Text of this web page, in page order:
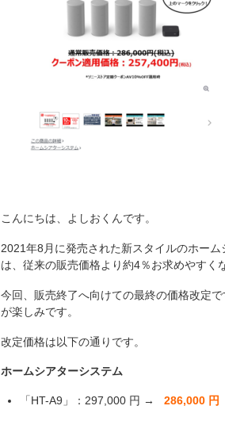
こんにちは、よしおくんです。
2021年8月に発売された新スタイルのホー
は、従来の販売価格より約4％お求めやすく
今回、販売終了へ向けての最終の価格改定
が楽しみです。
改定価格は以下の通りです。
ホームシアターシステム
「HT-A9」：297,000 円 → 286,000 円